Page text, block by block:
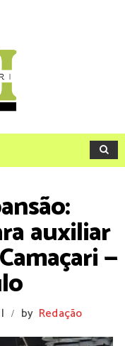
auxiliar
—
/ by Redação